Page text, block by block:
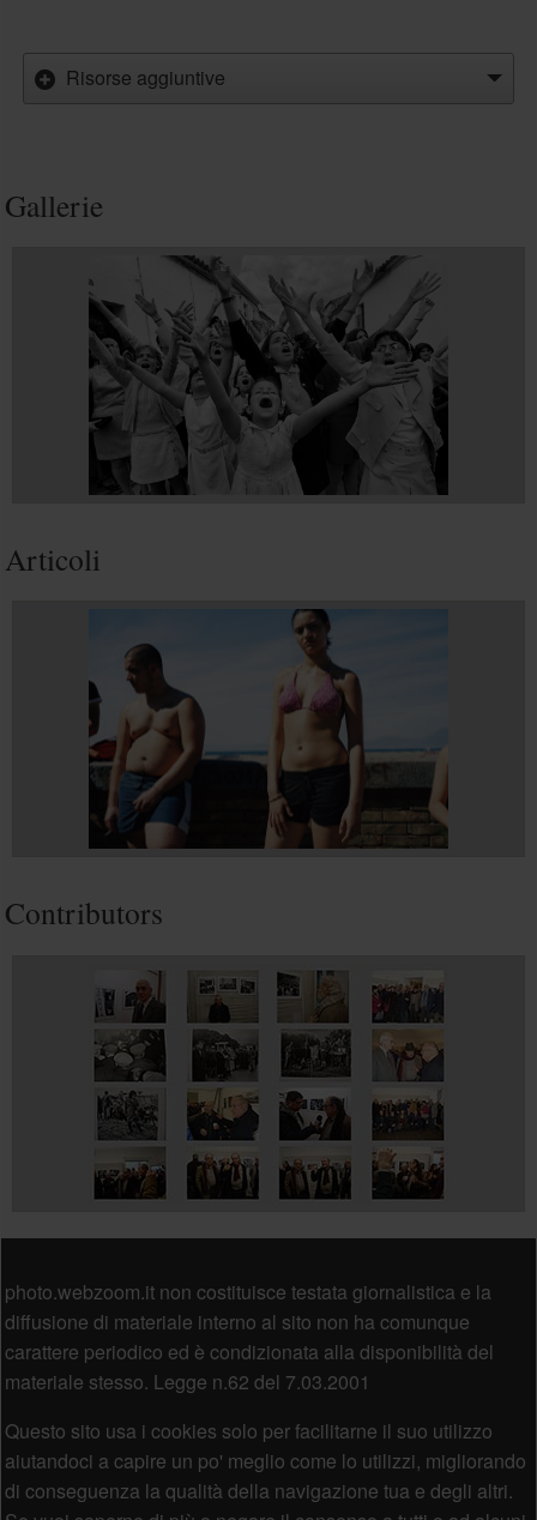
Risorse aggiuntive
Gallerie
Articoli
Contributors
photo.webzoom.it non costituisce testata giornalistica e la
diffusione di materiale interno al sito non ha comunque
carattere periodico ed è condizionata alla disponibilità del
materiale stesso. Legge n.62 del 7.03.2001
Questo sito usa i cookies solo per facilitarne il suo utilizzo
aiutandoci a capire un po' meglio come lo utilizzi, migliorando
di conseguenza la qualità della navigazione tua e degli altri.